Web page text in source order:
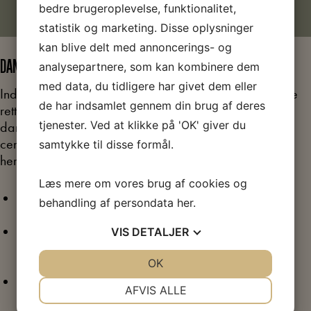
DANSKUDDANNELSENS BEKENDTGØRELSE
Indholdet i undervisningen og i det tilhørende materiale
retter sig mod emner, som ud fra bekendtgørelsen for
danskuddannelsen til voksne udlændinge med flere, er
centrale at beskæftige sig med på DU3 modul 4-5,
herunder:
Arbejde(fokus på arbejdsmarkedet, rettigheder,
udvikling, kursisternes egne præferencer)
(arbejdsmarkedets udformning er
skabt gennem kampe og kompromiser af aktive
Danmark før og nu(udviklingen fra
landbrugssamfund til industrisamfund berøres)
bedre brugeroplevelse, funktionalitet,
statistik og marketing. Disse oplysninger
kan blive delt med annoncerings- og
analysepartnere, som kan kombinere dem
med data, du tidligere har givet dem eller
de har indsamlet gennem din brug af deres
tjenester. Ved at klikke på 'OK' giver du
samtykke til disse formål.
Læs mere om vores brug af cookies og
behandling af persondata her.
VIS DETALJER
AFVIS ALLE
OK